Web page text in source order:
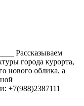
Рассказываем
города курорта,
нового облика, а
+7(988)2387111